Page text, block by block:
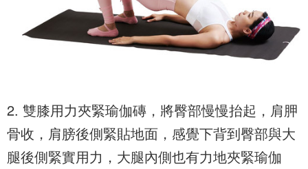
2. 雙膝用力夾緊瑜伽磚，將臀部慢慢抬起，肩胛
骨收，肩膀後側緊貼地面，感覺下背到臀部與大
腿後側緊實用力，大腿內側也有力地夾緊瑜伽